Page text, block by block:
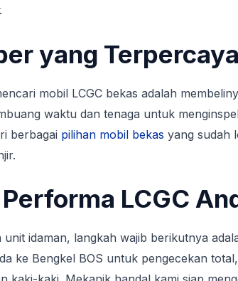
yang Terpercaya
mobil LCGC bekas adalah
waktu dan tenaga untuk
berbagai pilihan mobil bekas yang sudah
LCGC
idaman, langkah wajib berikutnya
ke Bengkel BOS untuk pengecekan